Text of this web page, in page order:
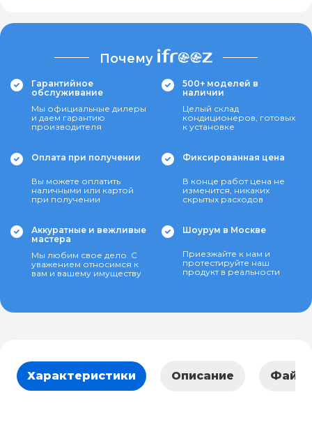
Почему
Гарантийное
обслуживание
Мы официальные дилеры
и даем гарантию
производителя
500+ моделей в
наличии
Целый склад
кондиционеров, готовых
к установке
Оплата при получении
Вы можете оплатить
наличными или картой
при получении
Фиксированная цена
В конце работ цена не
изменится, никаких
скрытых расходов
Аккуратные и вежливые
мастера
Мы любим свое дело. С
уважением относимся к
вам и вашему имуществу
Шоурум в Москве
Приезжайте к нам и
протестируйте наш
продукт в реальности
Характеристики Описание